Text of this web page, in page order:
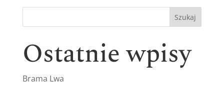
Szukaj
Ostatnie wpisy
Brama Lwa